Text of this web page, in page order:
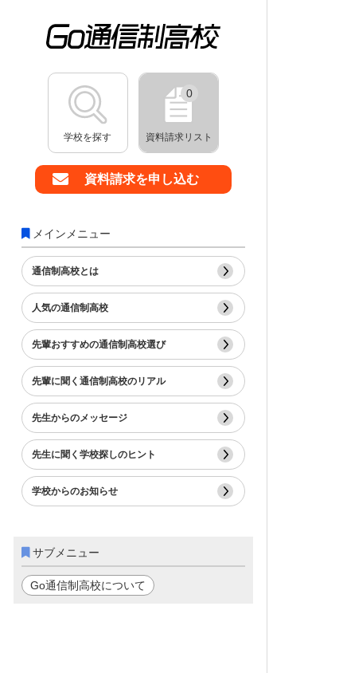
学校を探す
0
資料請求リスト
資料請求を申し込む
メインメニュー
通信制高校とは
人気の通信制高校
先輩おすすめの通信制高校選び
先輩に聞く通信制高校のリアル
先生からのメッセージ
先生に聞く学校探しのヒント
学校からのお知らせ
サブメニュー
Go通信制高校について